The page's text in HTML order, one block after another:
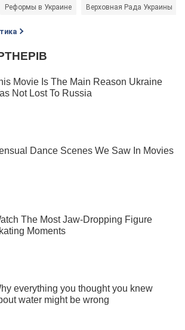
Реформы в Украине Верховная Рада Украины